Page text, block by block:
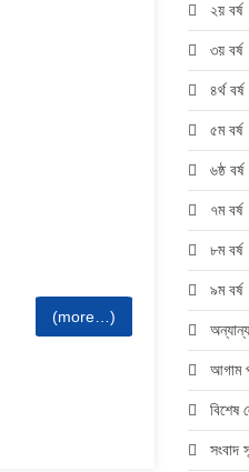
(more…)
২য় বর্ষ
৩য় বর্ষ
৪র্থ বর্ষ
৫ম বর্ষ
৬ষ্ঠ বর্ষ
৭ম বর্ষ
৮ম বর্ষ
৯ম বর্ষ
অন্যান্য
আগাম
বিশেষ
সংবাদ